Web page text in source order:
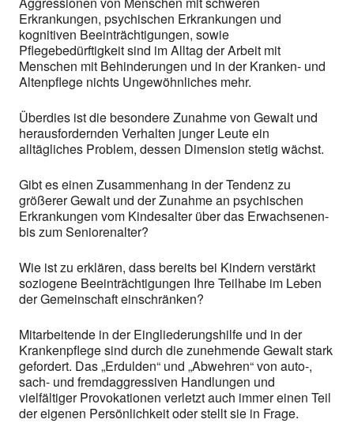
Erkrankungen, psychischen Erkrankungen und
kognitiven Beeinträchtigungen, sowie
Pflegebedürftigkeit sind im Alltag der Arbeit mit
Menschen mit Behinderungen und in der Kranken- und
Altenpflege nichts Ungewöhnliches mehr.
Überdies ist die besondere Zunahme von Gewalt und
herausfordernden Verhalten junger Leute ein
alltägliches Problem, dessen Dimension stetig wächst.
Gibt es einen Zusammenhang in der Tendenz zu
größerer Gewalt und der Zunahme an psychischen
Erkrankungen vom Kindesalter über das Erwachsenen-
bis zum Seniorenalter?
Wie ist zu erklären, dass bereits bei Kindern verstärkt
soziogene Beeinträchtigungen Ihre Teilhabe im Leben
der Gemeinschaft einschränken?
Mitarbeitende in der Eingliederungshilfe und in der
Krankenpflege sind durch die zunehmende Gewalt stark
gefordert. Das „Erdulden“ und „Abwehren“ von auto-,
sach- und fremdaggressiven Handlungen und
vielfältiger Provokationen verletzt auch immer einen Teil
der eigenen Persönlichkeit oder stellt sie in Frage.